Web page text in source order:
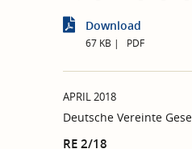
Download
67 KB PDF
APRIL 2018
Deutsche Vereinte
RE 2/18